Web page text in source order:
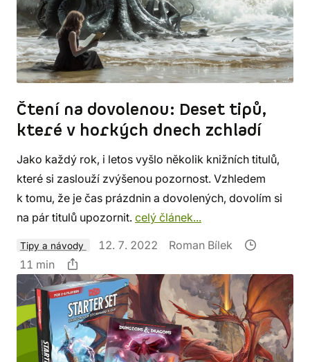
Čtení na dovolenou: Deset tipů,
které v horkých dnech zchladí
Jako každý rok, i letos vyšlo několik knižních titulů,
které si zaslouží zvýšenou pozornost. Vzhledem
k tomu, že je čas prázdnin a dovolených, dovolím si
na pár titulů upozornit. celý článek...
Tipy a návody 12. 7. 2022
Roman Bílek
11 min